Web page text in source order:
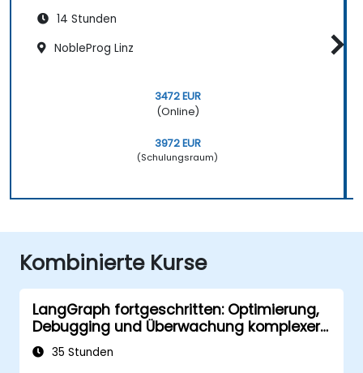
14 Stunden
NobleProg Linz
3472 EUR
(Online)
3972 EUR
(Schulungsraum)
Kombinierte Kurse
LangGraph fortgeschritten: Optimierung,
Debugging und Überwachung komplexer
Graphen
35 Stunden